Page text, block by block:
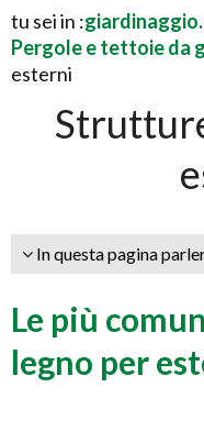
tu sei in :
Pergole e tettoie da
esterni
In questa pagina
Le più
legno per